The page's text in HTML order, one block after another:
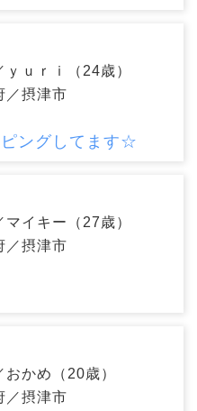
ｙｕｒｉ（24歳）
／摂津市
ングしてます☆
マイキー（27歳）
／摂津市
おかめ（20歳）
／摂津市